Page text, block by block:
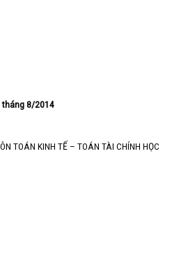
tháng 8/2014
TOÁN KINH TẾ – TOÁN TÀI CHÍNH HỌC